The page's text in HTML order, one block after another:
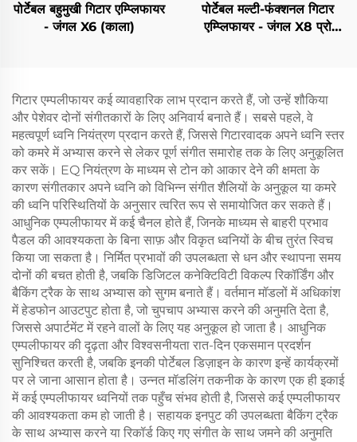
पोर्टेबल बहुमुखी गिटार एम्प्लिफायर
- जंगल X6 (काला)
पोर्टेबल मल्टी-फंक्शनल गिटार
एम्प्लिफायर - जंगल X8 प्रो
गिटार एम्पलीफायर कई व्यावहारिक लाभ प्रदान करते हैं, जो उन्हें शौकिया
और पेशेवर दोनों संगीतकारों के लिए अनिवार्य बनाते हैं। सबसे पहले, वे
महत्वपूर्ण ध्वनि नियंत्रण प्रदान करते हैं, जिससे गिटारवादक अपने ध्वनि स्तर
को कमरे में अभ्यास करने से लेकर पूर्ण संगीत समारोह तक के लिए अनुकूलित
कर सकें। EQ नियंत्रण के माध्यम से टोन को आकार देने की क्षमता के
कारण संगीतकार अपने ध्वनि को विभिन्न संगीत शैलियों के अनुकूल या कमरे
की ध्वनि परिस्थितियों के अनुसार त्वरित रूप से समायोजित कर सकते हैं।
आधुनिक एम्पलीफायर में कई चैनल होते हैं, जिनके माध्यम से बाहरी प्रभाव
पैडल की आवश्यकता के बिना साफ़ और विकृत ध्वनियों के बीच तुरंत स्विच
किया जा सकता है। निर्मित प्रभावों की उपलब्धता से धन और स्थापना समय
दोनों की बचत होती है, जबकि डिजिटल कनेक्टिविटी विकल्प रिकॉर्डिंग और
बैकिंग ट्रैक के साथ अभ्यास को सुगम बनाते हैं। वर्तमान मॉडलों में अधिकांश
में हेडफोन आउटपुट होता है, जो चुपचाप अभ्यास करने की अनुमति देता है,
जिससे अपार्टमेंट में रहने वालों के लिए यह अनुकूल हो जाता है। आधुनिक
एम्पलीफायर की दृढ़ता और विश्वसनीयता रात-दिन एकसमान प्रदर्शन
सुनिश्चित करती है, जबकि इनकी पोर्टेबल डिज़ाइन के कारण इन्हें कार्यक्रमों
पर ले जाना आसान होता है। उन्नत मॉडलिंग तकनीक के कारण एक ही इकाई
में कई एम्पलीफायर ध्वनियों तक पहुँच संभव होती है, जिससे कई एम्पलीफायर
की आवश्यकता कम हो जाती है। सहायक इनपुट की उपलब्धता बैकिंग ट्रैक
के साथ अभ्यास करने या रिकॉर्ड किए गए संगीत के साथ जमने की अनुमति